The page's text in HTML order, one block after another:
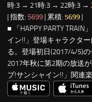
時:3 → 21時:3 → 22時:3 →
| 指数: 5699 | 累積: 5699 |
■ 「HAPPY PARTY
イン!!」登場キャラクタ
る。登場初日(2017/4/5)
2017年秋に第2期の放送
ブ!サンシャイン!!」関連